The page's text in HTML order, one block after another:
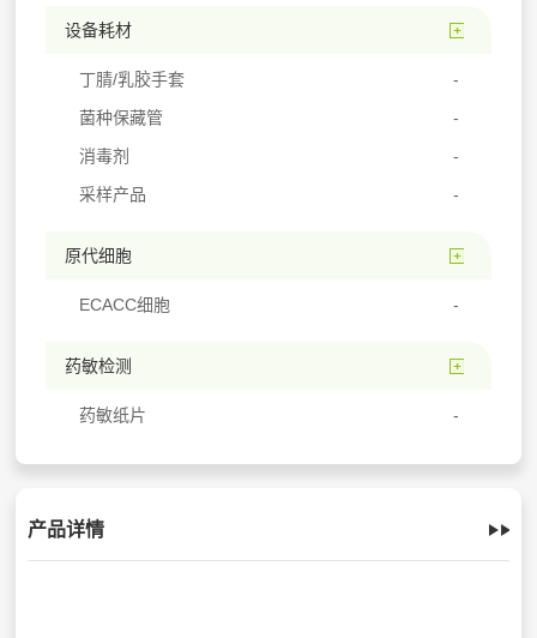
设备耗材
丁腈/乳胶手套
菌种保藏管
消毒剂
采样产品
原代细胞
ECACC细胞
药敏检测
药敏纸片
产品详情